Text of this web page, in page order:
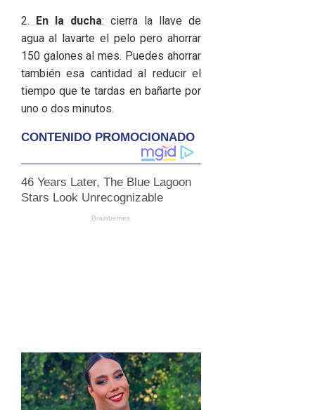
2. En la ducha: cierra la llave de
agua al lavarte el pelo pero ahorrar
150 galones al mes. Puedes ahorrar
también esa cantidad al reducir el
tiempo que te tardas en bañarte por
uno o dos minutos.